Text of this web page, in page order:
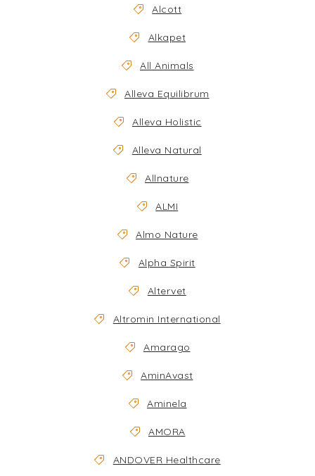
Alcott
Alkapet
All Animals
Alleva Equilibrum
Alleva Holistic
Alleva Natural
Allnature
ALMI
Almo Nature
Alpha Spirit
Altervet
Altromin International
Amarago
AminAvast
Aminela
AMORA
ANDOVER Healthcare